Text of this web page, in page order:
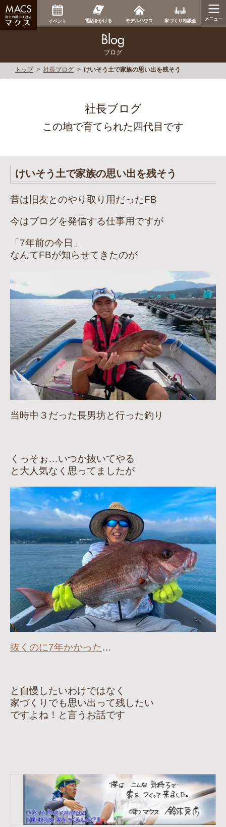
イベント 電話をかける モデルハウス 家づくり相談会
ブログ
トップ 社長ブログ けいそう土で家族の思い出を残そう
社長ブログ
この地で育てられた四代目です
けいそう土で家族の思い出を残そう
昔は旧友とのやり取り用だったFB
今はブログを発信する仕事用ですが
「7年前の今日」
なんてFBが知らせてきたのが
当時中３だった長男坊と行った釣り
くっそぉ…いつか抜いてやる
と大人気なく思ってましたが
抜くのに7年かかった…
と自慢したいわけではなく
家づくりでも思い出って残したい
ですよね！と言うお話です